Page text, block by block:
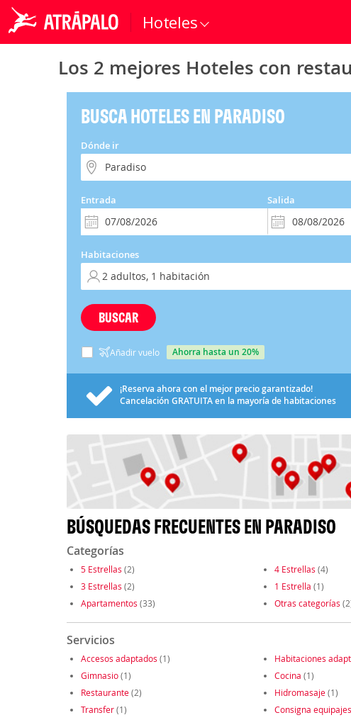
Hoteles
Los 2 mejores Hoteles con
BUSCA HOTELES EN PARADISO
Dónde ir
Entrada Salida
Habitaciones
BUSCAR
Añadir vuelo ahorra hasta un 20%
¡Reserva ahora con el mejor precio garantizado!
Cancelación GRATUITAen la mayoría de habitaciones
BÚSQUEDAS FRECUENTES EN PARADISO
Categorías
5 Estrellas (2) 4 Estrellas (4)
3 Estrellas (2) 1 Estrella (1)
Apartamentos (33) Otras categorías
Servicios
Accesos adaptados (1) Habitaciones
Gimnasio(1) Cocina (1)
Restaurante(2) Hidromasaje(1)
Transfer(1) Consigna equipajes